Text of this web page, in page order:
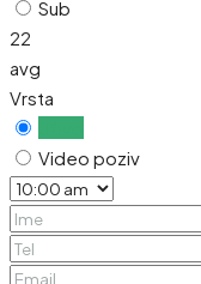
Sub
22
avg
Vrsta
Video poziv